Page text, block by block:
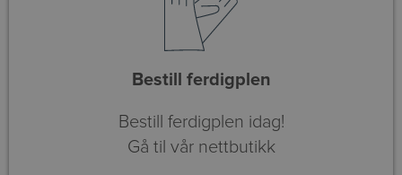
Bestill ferdigplen
Bestill ferdigplen idag!
Gå til vår nettbutikk